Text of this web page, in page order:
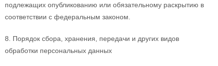
подлежащих опубликованию или обязательному раскрытию в
соответствии с федеральным законом.
8. Порядок сбора, хранения, передачи и других видов
обработки персональных данных